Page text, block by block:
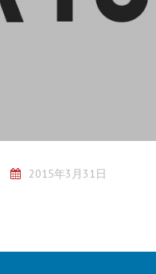
2015年3月31日